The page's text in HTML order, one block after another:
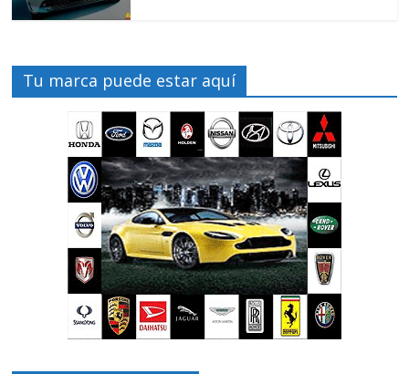
Tu marca puede estar aquí